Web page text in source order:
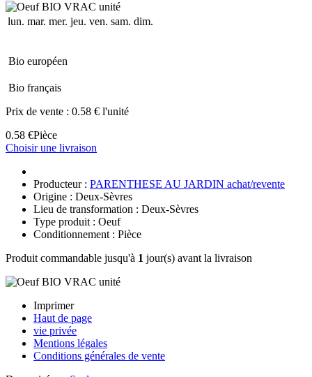
lun. mar. mer. jeu. ven. sam. dim.
Bio européen
Bio français
Prix de vente : 0.58 € l'unité
0.58 €Pièce
Choisir une livraison
Producteur : PARENTHESE AU JARDIN achat/revente
Origine : Deux-Sèvres
Lieu de transformation : Deux-Sèvres
Type produit : Oeuf
Conditionnement : Pièce
Produit commandable jusqu'à 1 jour(s) avant la livraison
Imprimer
Haut de page
vie privée
Mentions légales
Conditions générales de vente